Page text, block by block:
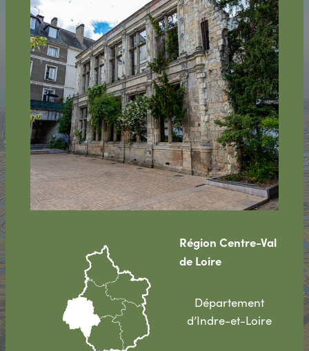
Région Centre-Val
de Loire
Département
d’Indre-et-Loire